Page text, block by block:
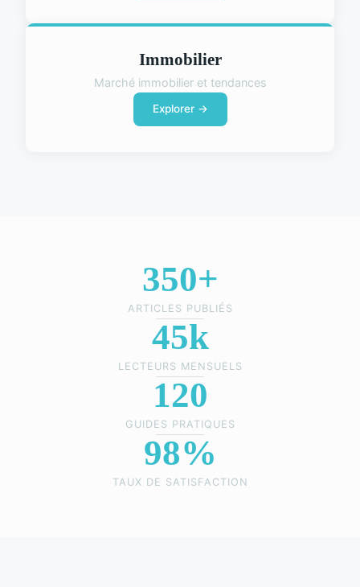
Immobilier
Marché immobilier et tendances
Explorer →
350+
ARTICLES PUBLIÉS
45k
LECTEURS MENSUELS
120
GUIDES PRATIQUES
98%
TAUX DE SATISFACTION